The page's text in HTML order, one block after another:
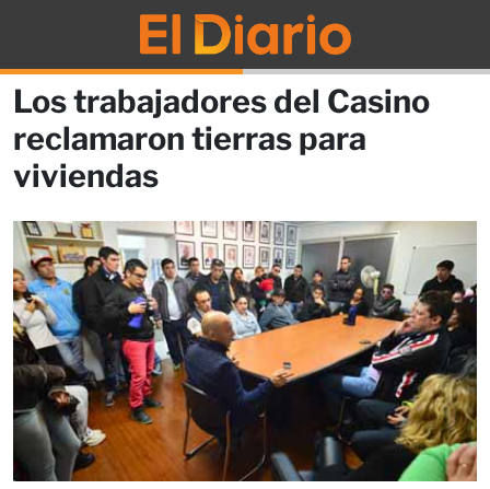
Los trabajadores del Casino
reclamaron tierras para
viviendas